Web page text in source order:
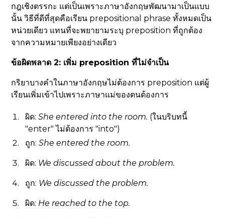
กฎเชิงตรรกะ แต่เป็นเพราะภาษาอังกฤษพัฒนามาเป็นแบบ
นั้น วิธีที่ดีที่สุดคือเรียน prepositional phrase ทั้งหมดเป็น
หน่วยเดียว แทนที่จะพยายามระบุ preposition ที่ถูกต้อง
จากความหมายเพียงอย่างเดียว
ข้อผิดพลาด 2: เพิ่ม preposition ที่ไม่จำเป็น
กริยาบางคำในภาษาอังกฤษไม่ต้องการ preposition แต่ผู้
เรียนเพิ่มเข้าไปเพราะภาษาแม่ของตนต้องการ
ผิด:She enteredinto the room. (ในบริบทนี้
"enter" ไม่ต้องการ "into")
ถูก:She entered the room.
ผิด: We discussedabout the problem.
ถูก: We discussed the problem.
ผิด: He reached to the top.